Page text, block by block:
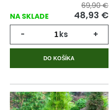
NA SKLADE
69,90 €
48,93 €
- ks +
DO KOŠÍKA